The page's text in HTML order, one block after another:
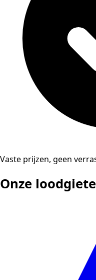
Vaste prijzen, geen
Onze